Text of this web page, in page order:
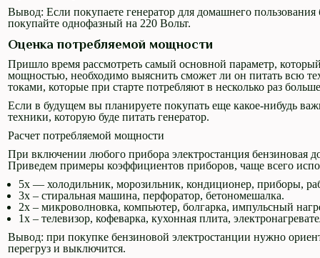
Вывод: Если покупаете генератор для домашнего
покупайте однофазный на 220 Вольт.
Оценка потребляемой мощности
Пришло время рассмотреть самый основной параметр,
мощностью, необходимо выяснить сможет ли он питать всю
токами, которые при старте потребляют в несколько раз
Если в будущем вы планируете покупать еще какое-нибудь
техники, которую буде питать генератор.
Расчет потребляемой мощности
При включении любого прибора электростанция бензиновая
Приведем примеры коэффициентов приборов, чаще всего
5х — холодильник, морозильник, кондиционер, приборы,
3х – стиральная машина, перфоратор, бетономешалка.
2х – микроволновка, компьютер, болгарка, импульсный
1х – телевизор, кофеварка, кухонная плита,
Вывод: при покупке бензиновой электростанции нужно
перегруз и выключится.